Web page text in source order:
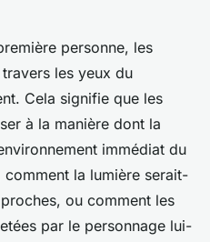
personne, les
les yeux du
Cela signifie que les
à la manière dont la
immédiat du
la lumière serait-
ou comment les
par le personnage lui-